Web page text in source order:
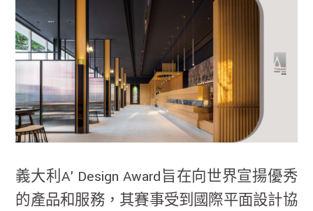
義大利A' Design Award旨在向世界宣揚優秀
的產品和服務，其賽事受到國際平面設計協